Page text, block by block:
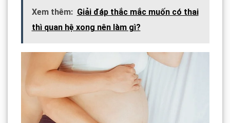
Xem thêm: Giải đáp thắc mắc muốn có thai
thì quan hệ xong nên làm gì?